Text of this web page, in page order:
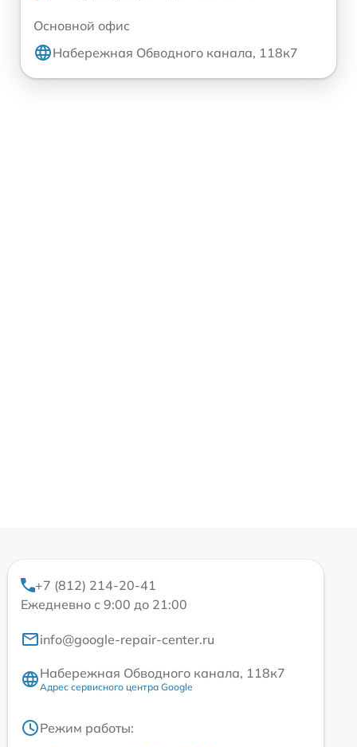
Основной офис
Набережная Обводного канала, 118к7
+7 (812) 214-20-41
Ежедневно с 9:00 до 21:00
info@google-repair-center.ru
Набережная Обводного канала, 118к7
Адрес сервисного центра Google
Режим работы: